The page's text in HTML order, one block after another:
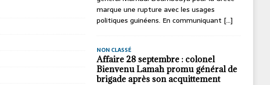
marque une rupture avec les usages
politiques guinéens. En communiquant [...]
NON CLASSÉ
Affaire 28 septembre : colonel
Bienvenu Lamah promu général de
brigade après son acquittement